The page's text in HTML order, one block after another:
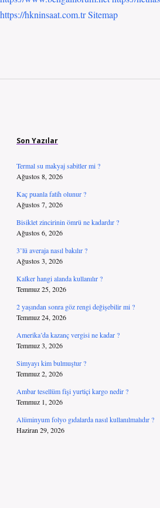
https://hkninsaat.com.trSitemap
Son Yazılar
Termal su makyaj sabitler mi ?
Ağustos 8, 2026
Kaç puanla fatih olunur ?
Ağustos 7, 2026
Bisiklet zincirinin ömrü ne kadardır ?
Ağustos 6, 2026
3’lü averaja nasıl bakılır ?
Ağustos 3, 2026
Kalker hangi alanda kullanılır ?
Temmuz 25, 2026
2 yaşından sonra göz rengi değişebilir mi ?
Temmuz 24, 2026
Amerika’da kazanç vergisi ne kadar ?
Temmuz 3, 2026
Simyayı kim bulmuştur ?
Temmuz 2, 2026
Ambar tesellüm fişi yurtiçi kargo nedir ?
Temmuz 1, 2026
Alüminyum folyo gıdalarda nasıl kullanılmalıdır ?
Haziran 29, 2026